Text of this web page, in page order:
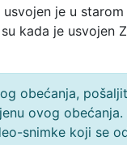
je u starom
kada je usvojen
obećanja,
ovog
snimke koji se